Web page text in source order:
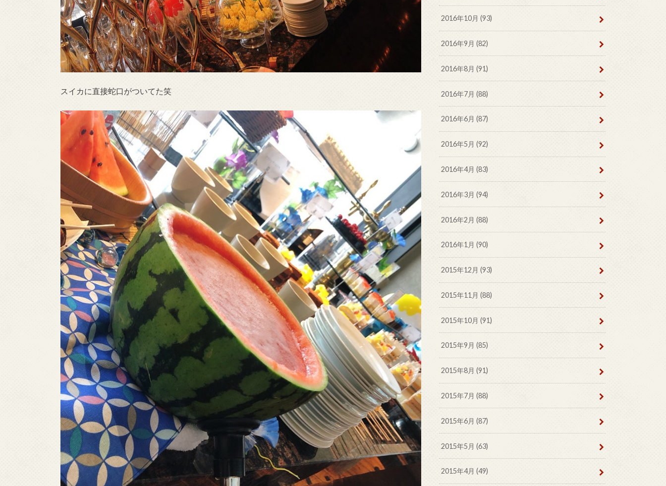
スイカに直接蛇口がついてた笑
2016年10月 (93)
2016年9月 (82)
2016年8月 (91)
2016年7月 (88)
2016年6月 (87)
2016年5月 (92)
2016年4月 (83)
2016年3月 (94)
2016年2月 (88)
2016年1月 (90)
2015年12月 (93)
2015年11月 (88)
2015年10月 (91)
2015年9月 (85)
2015年8月 (91)
2015年7月 (88)
2015年6月 (87)
2015年5月 (63)
2015年4月 (49)